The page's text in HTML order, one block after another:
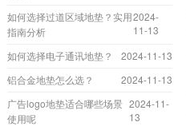
如何选择过道区域地垫？实用
指南分析
2024-
11-13
如何选择电子通讯地垫？
2024-11-13
铝合金地垫怎么选？
2024-11-13
广告logo地垫适合哪些场景
使用呢
2024-11-
13